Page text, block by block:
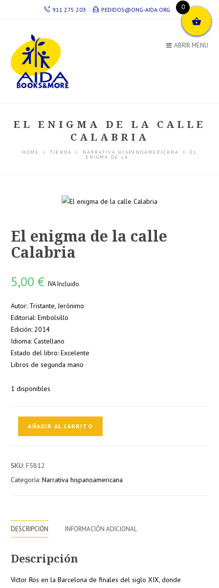
911 275 203 PEDIDOS@ONG-AIDA.ORG
ABRIR MENU
EL ENIGMA DE LA CALLE
CALABRIA
HOME TIENDA NARRATIVA HISPANOAMERICANA EL
ENIGMA DE LA…
El enigma de la calle
Calabria
5,00€ IVA Incluido
Autor: Tristante, Jerónimo
Editorial: Embolsillo
Edición: 2014
Idioma: Castellano
Estado del libro: Excelente
Libros de segunda mano
1 disponibles
calle
Calabria
AÑADIR AL CARRITO
SKU:F5812
Categoría:Narrativa hispanoamericana
DESCRIPCIÓN INFORMACIÓN ADICIONAL
Descripción
Víctor Ros en la Barcelona de finales del siglo XIX, donde
0